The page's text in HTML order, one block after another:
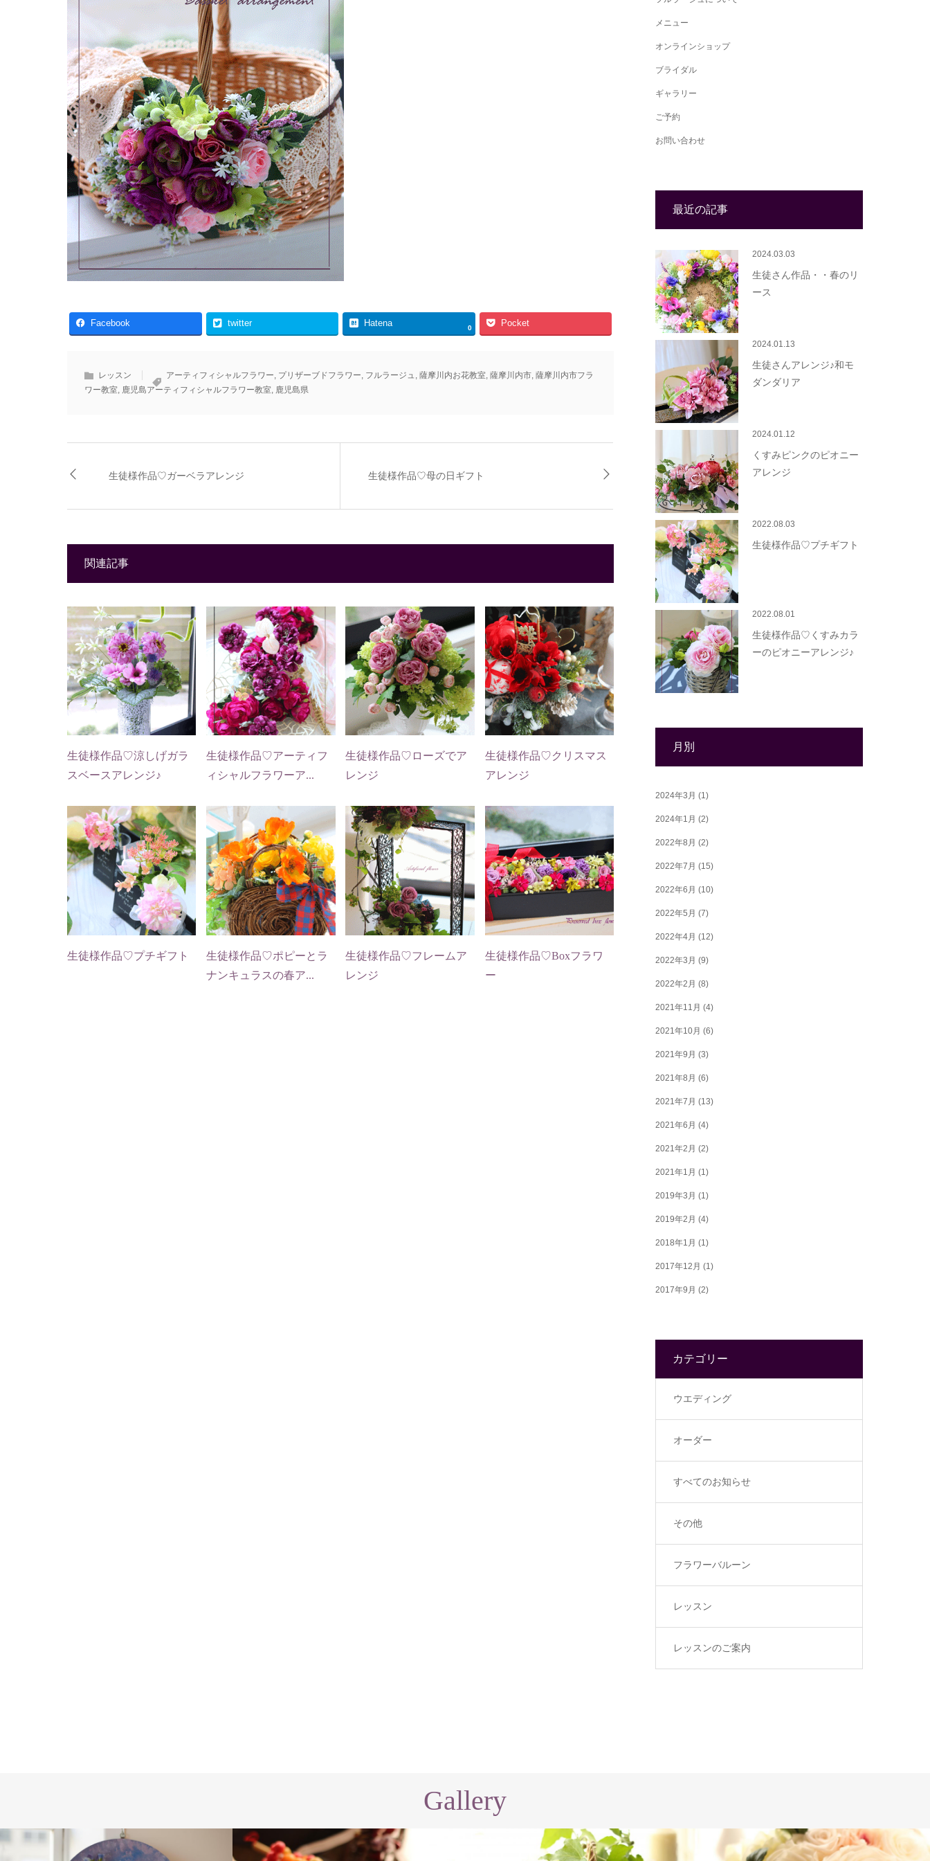
Facebook twitter Hatena 0 Pocket
レッスン アーティフィシャルフラワー プリザーブドフラワー フルラージュ 薩摩川内お花教室 薩摩川内市 薩摩川内市フラ
ワー教室 鹿児島アーティフィシャルフラワー教室 鹿児島県
生徒様作品♡ガーベラアレンジ 生徒様作品♡母の日ギフト
関連記事
生徒様作品♡涼しげガラ
スベースアレンジ♪
生徒様作品♡アーティフ
ィシャルフラワーア...
生徒様作品♡ローズでア
レンジ
生徒様作品♡クリスマス
アレンジ
生徒様作品♡プチギフト
生徒様作品♡ポピーとラ
ナンキュラスの春ア...
生徒様作品♡フレームア
レンジ
生徒様作品♡Boxフラワ
ー
メニュー
オンラインショップ
ブライダル
ギャラリー
ご予約
お問い合わせ
最近の記事
2024.03.03
生徒さん作品・・春のリ
ース
2024.01.13
生徒さんアレンジ♪和モ
ダンダリア
2024.01.12
くすみピンクのピオニー
アレンジ
2022.08.03
生徒様作品♡プチギフト
2022.08.01
生徒様作品♡くすみカラ
ーのピオニーアレンジ♪
月別
2024年3月 (1)
2024年1月 (2)
2022年8月 (2)
2022年7月 (15)
2022年6月 (10)
2022年5月 (7)
2022年4月 (12)
2022年3月 (9)
2022年2月 (8)
2021年11月 (4)
2021年10月 (6)
2021年9月 (3)
2021年8月 (6)
2021年7月 (13)
2021年6月 (4)
2021年2月 (2)
2021年1月 (1)
2019年3月 (1)
2019年2月 (4)
2018年1月 (1)
2017年12月 (1)
2017年9月 (2)
カテゴリー
ウエディング
オーダー
すべてのお知らせ
その他
フラワーバルーン
レッスン
レッスンのご案内
Gallery